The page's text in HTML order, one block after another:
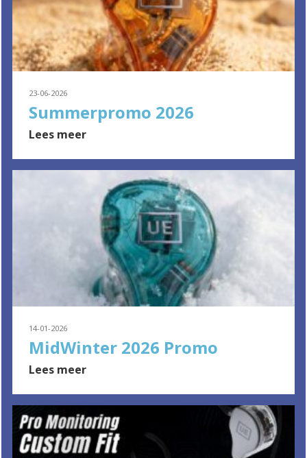
23-06-2026
Summerpromo 2026
Lees meer
14-01-2026
MidWinter 2026 Promo
Lees meer